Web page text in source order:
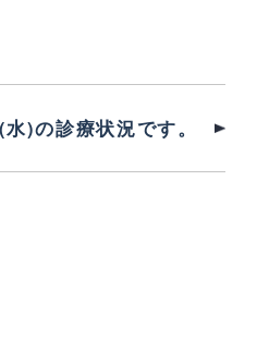
)の診療状況です。